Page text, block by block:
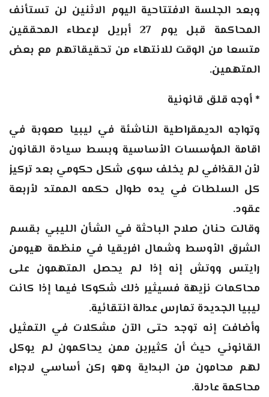
وبعد الجلسة الافتتاحية اليوم الاثنين لن تستأنف
المحاكمة قبل يوم 27 أبريل لإعطاء المحققين
متسعا من الوقت للانتهاء من تحقيقاتهم مع بعض
المتهمين.
* أوجه قلق قانونية
وتواجه الديمقراطية الناشئة في ليبيا صعوبة في
اقامة المؤسسات الأساسية وبسط سيادة القانون
لأن القذافي لم يخلف سوى شكل حكومي بعد تركيز
كل السلطات في يده طوال حكمه الممتد لأربعة
عقود.
وقالت حنان صلاح الباحثة في الشأن الليبي بقسم
الشرق الأوسط وشمال افريقيا في منظمة هيومن
رايتس ووتش إنه إذا لم يحصل المتهمون على
محاكمات نزيهة فسيثير ذلك شكوكا فيما إذا كانت
ليبيا الجديدة تمارس عدالة انتقائية.
وأضافت إنه توجد حتى الآن مشكلات في التمثيل
القانوني حيث أن كثيرين ممن يحاكمون لم يوكل
لهم محامون من البداية وهو ركن أساسي لاجراء
محاكمة عادلة.